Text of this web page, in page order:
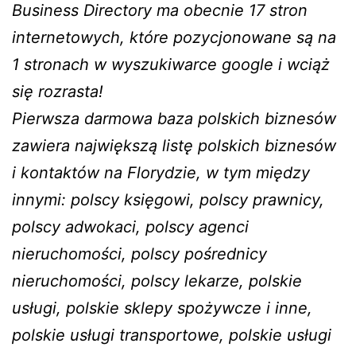
Business Directory ma obecnie 17 stron
internetowych, które pozycjonowane są na
1 stronach w wyszukiwarce google i wciąż
się rozrasta!
Pierwsza darmowa baza polskich biznesów
zawiera największą listę polskich biznesów
i kontaktów na Florydzie, w tym między
innymi: polscy księgowi, polscy prawnicy,
polscy adwokaci, polscy agenci
nieruchomości, polscy pośrednicy
nieruchomości, polscy lekarze, polskie
usługi, polskie sklepy spożywcze i inne,
polskie usługi transportowe, polskie usługi